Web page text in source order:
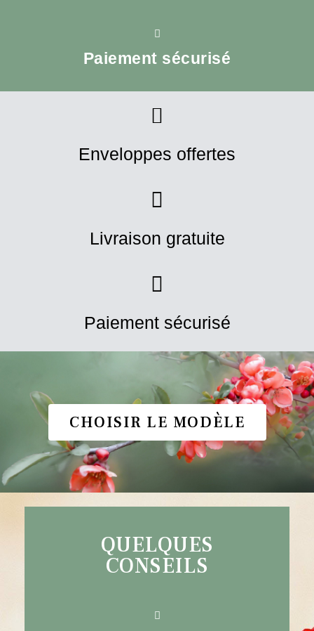
Paiement sécurisé
Enveloppes offertes
Livraison gratuite
Paiement sécurisé
CHOISIR LE MODÈLE
QUELQUES
CONSEILS